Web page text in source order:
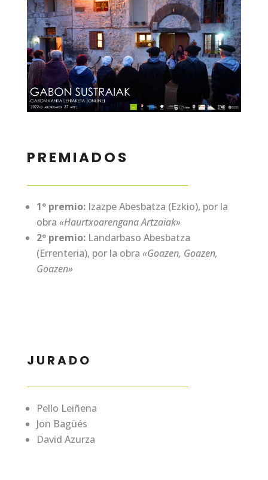
PREMIADOS
1º premio: Izazpe Abesbatza (Ezkio), por la
obra «Haurtxoarengana Artzaiak»
2º premio:Landarbaso Abesbatza
(Errenteria), por la obra «Goazen, Goazen,
Goazen»
JURADO
Pello Leiñena
Jon Bagüés
David Azurza